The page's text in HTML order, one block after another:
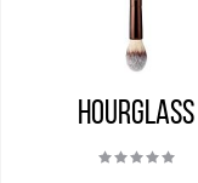
Hourglass